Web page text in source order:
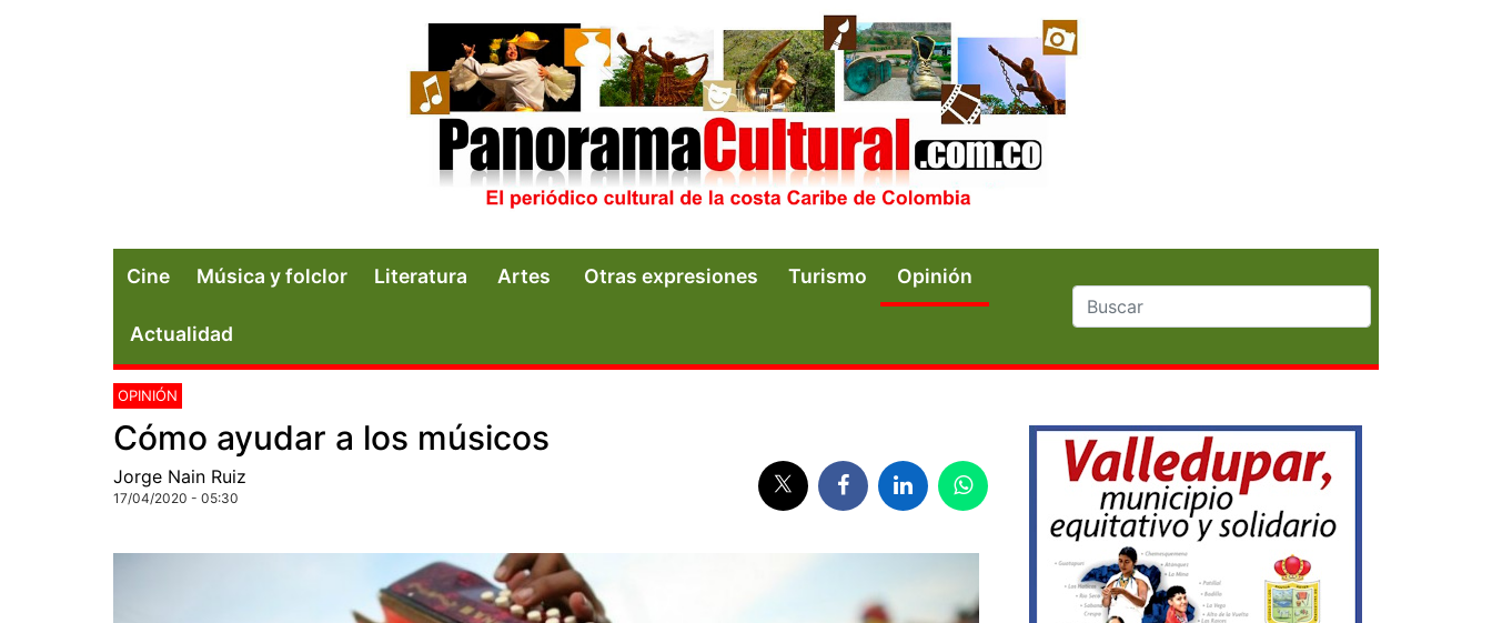
Cine Música y folclor Literatura Artes Otras expresiones Turismo Opinión
Actualidad
OPINIÓN
Cómo ayudar a los músicos
Jorge Nain Ruiz
17/04/2020 - 05:30